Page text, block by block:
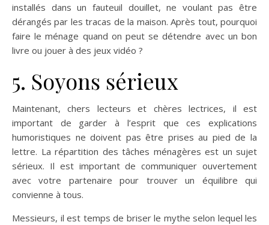
installés dans un fauteuil douillet, ne voulant pas être
dérangés par les tracas de la maison. Après tout, pourquoi
faire le ménage quand on peut se détendre avec un bon
livre ou jouer à des jeux vidéo ?
5. Soyons sérieux
Maintenant, chers lecteurs et chères lectrices, il est
important de garder à l’esprit que ces explications
humoristiques ne doivent pas être prises au pied de la
lettre. La répartition des tâches ménagères est un sujet
sérieux. Il est important de communiquer ouvertement
avec votre partenaire pour trouver un équilibre qui
convienne à tous.
Messieurs, il est temps de briser le mythe selon lequel les